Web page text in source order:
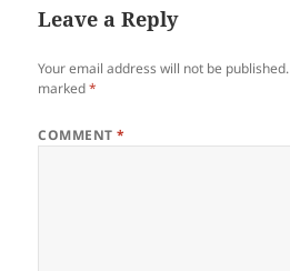
Leave a Reply
Your email address will not be published.
marked*
COMMENT*